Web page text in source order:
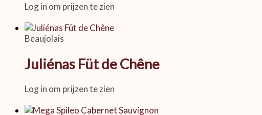
Log in om prijzen te zien
Beaujolais
Juliénas Füt de Chêne
Log in om prijzen te zien